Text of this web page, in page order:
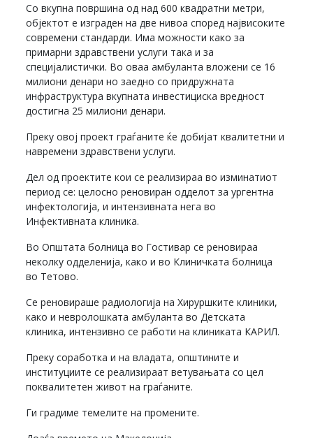
Со вкупна површина од над 600 квадратни метри,
објектот е изграден на две нивоа според највисоките
современи стандарди. Има можности како за
примарни здравствени услуги така и за
специјалистички. Во оваа амбуланта вложени се 16
милиони денари но заедно со придружната
инфраструктура вкупната инвестициска вредност
достигна 25 милиони денари.
Преку овој проект граѓаните ќе добијат квалитетни и
навремени здравствени услуги.
Дел од проектите кои се реализираа во изминатиот
период се: целосно реновиран одделот за ургентна
инфектологија, и интензивната нега во
Инфективната клиника.
Во Општата болница во Гостивар се реновираа
неколку одделенија, како и во Клиничката болница
во Тетово.
Се реновираше радиологија на Хируршките клиники,
како и невролошката амбуланта во Детската
клиника, интензивно се работи на клиниката КАРИЛ.
Преку соработка и на владата, општините и
институциите се реализираат ветувањата со цел
поквалитетен живот на граѓаните.
Ги градиме темелите на промените.